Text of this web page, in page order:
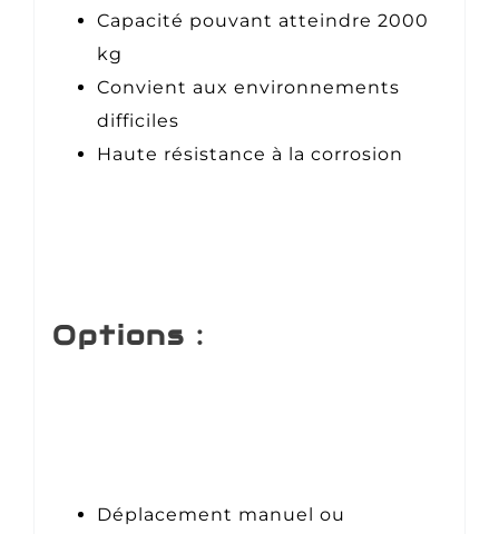
Capacité pouvant atteindre 2000
kg
Convient aux environnements
difficiles
Haute résistance à la corrosion
Options :
Déplacement manuel ou